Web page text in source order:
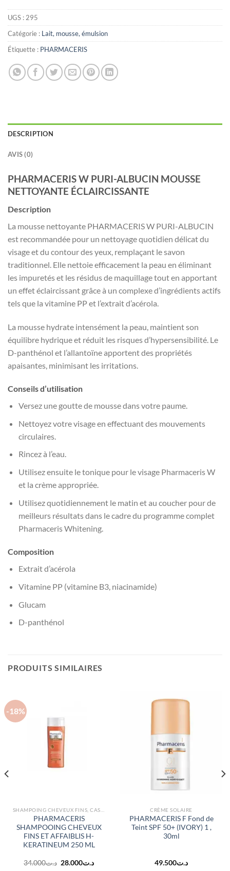
UGS : 295
Catégorie : Lait, mousse, émulsion
Étiquette : PHARMACERIS
DESCRIPTION
AVIS (0)
PHARMACERIS W PURI-ALBUCIN MOUSSE
NETTOYANTE ÉCLAIRCISSANTE
Description
La mousse nettoyante PHARMACERIS W PURI-ALBUCIN
est recommandée pour un nettoyage quotidien délicat du
visage et du contour des yeux, remplaçant le savon
traditionnel. Elle nettoie efficacement la peau en éliminant
les impuretés et les résidus de maquillage tout en apportant
un effet éclaircissant grâce à un complexe d’ingrédients actifs
tels que la vitamine PP et l’extrait d’acérola.
La mousse hydrate intensément la peau, maintient son
équilibre hydrique et réduit les risques d’hypersensibilité. Le
D-panthénol et l’allantoïne apportent des propriétés
apaisantes, minimisant les irritations.
Conseils d’utilisation
Versez une goutte de mousse dans votre paume.
Nettoyez votre visage en effectuant des mouvements
circulaires.
Rincez à l’eau.
Utilisez ensuite le tonique pour le visage Pharmaceris W
et la crème appropriée.
Utilisez quotidiennement le matin et au coucher pour de
meilleurs résultats dans le cadre du programme complet
Pharmaceris Whitening.
Composition
Extrait d’acérola
Vitamine PP (vitamine B3, niacinamide)
Glucam
D-panthénol
PRODUITS SIMILAIRES
-18%
PHARMACERIS
SHAMPOOING CHEVEUX
FINS ET AFFAIBLIS H-
KERATINEUM 250 ML
د.ت34.000
Le
د.ت28.000
Le
CRÈME SOLAIRE
PHARMACERIS F Fond de
Teint SPF 50+ (IVORY) 1 ,
30ml
د.ت49.500